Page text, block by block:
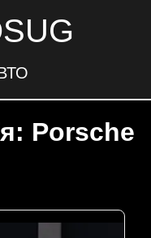
Porsche